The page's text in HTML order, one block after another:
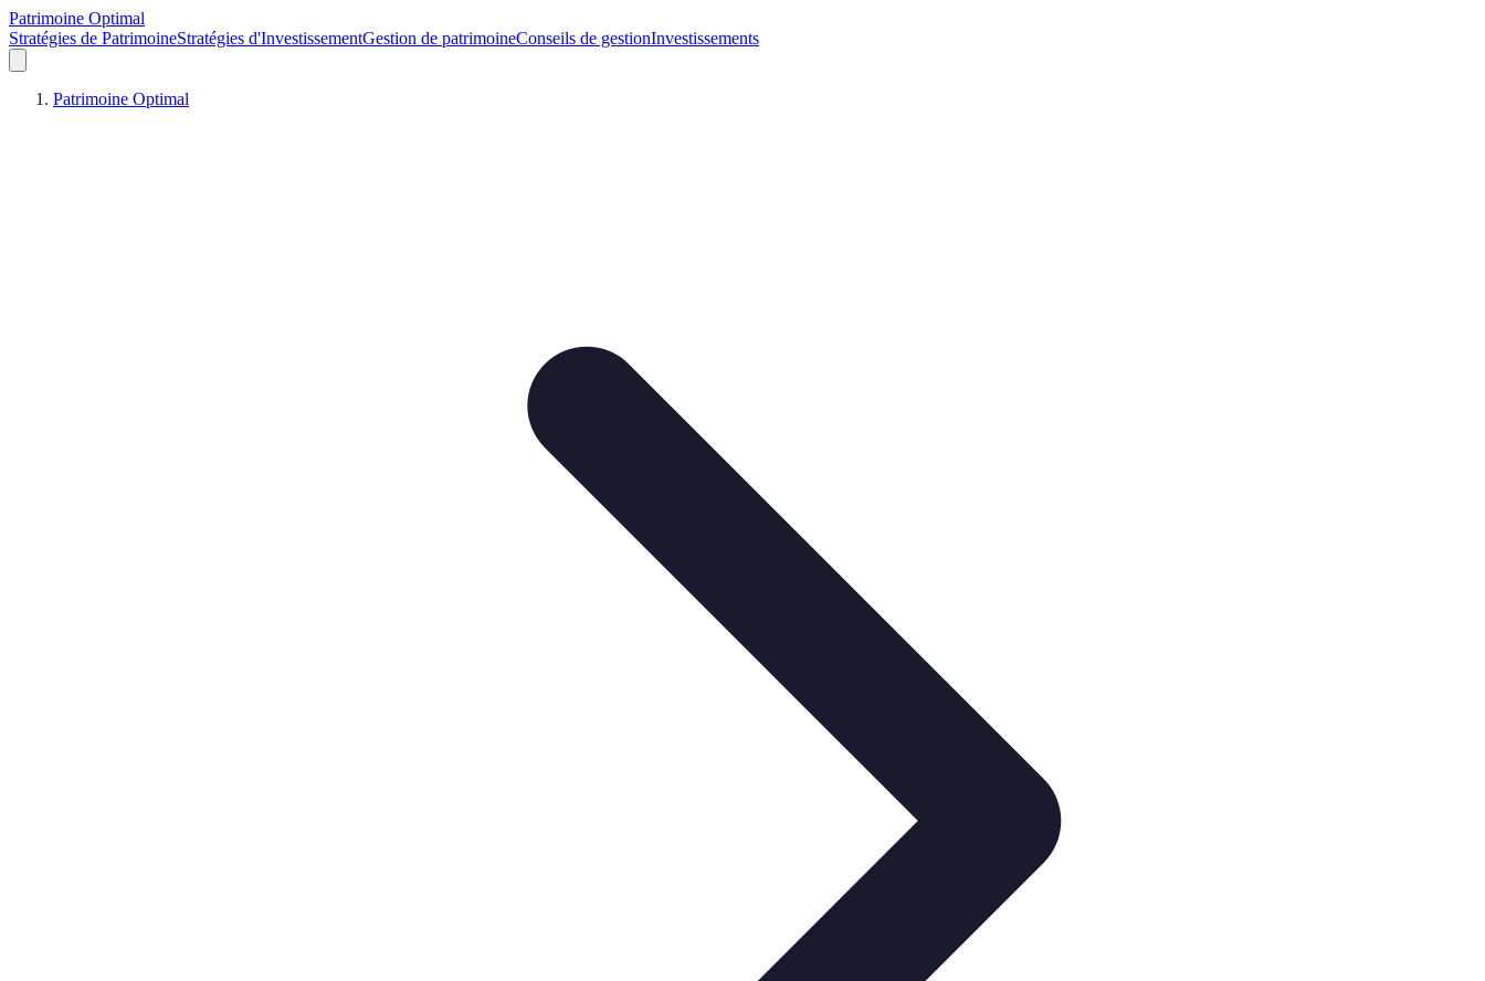
Patrimoine Optimal
Stratégies de PatrimoineStratégies d'InvestissementGestion de patrimoineConseils de gestionInvestissements
Patrimoine Optimal